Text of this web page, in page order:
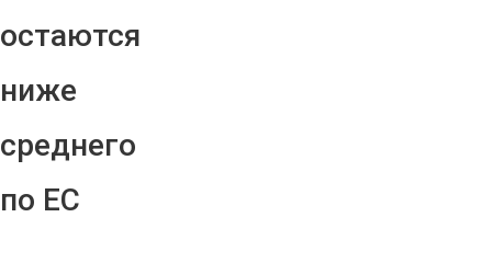
остаются
ниже
среднего
по ЕС